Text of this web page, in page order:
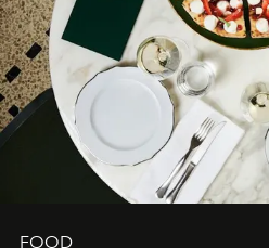
FOOD